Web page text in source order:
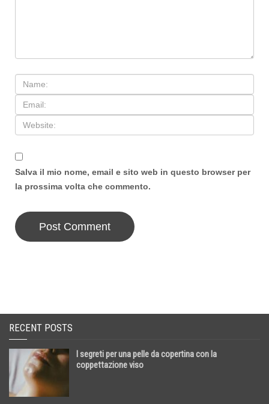
Salva il mio nome, email e sito web in questo browser per
la prossima volta che commento.
RECENT POSTS
I segreti per una pelle da copertina con la
coppettazione viso